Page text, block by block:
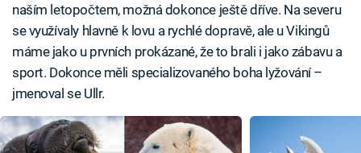
naším letopočtem, možná dokonce ještě dříve. Na severu
se využívaly hlavně k lovu a rychlé dopravě, ale u Vikingů
máme jako u prvních prokázané, že to brali i jako zábavu a
sport. Dokonce měli specializovaného boha lyžování –
jmenoval se Ullr.